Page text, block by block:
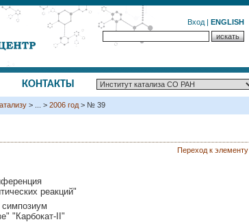
Вход | ENGLISH
КОНТАКТЫ
> ... > 2006 год > № 39
Переход к элементу
реакций"
"Карбокат-II"